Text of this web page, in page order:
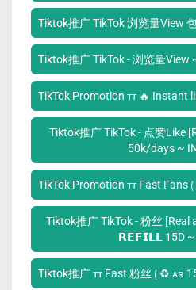
Tiktok推广 TikTok 浏览量View
Tiktok推广 TikTok - 浏览量View
TikTok Promotion ᴛᴛ 🔥 Instant
Tiktok推广 TikTok - 点赞Like
50k/days ~
TikTok Promotion ᴛᴛ Fast Fans
Tiktok推广 TikTok - 粉丝 [Real
𝗥𝗘𝗙𝗜𝗟𝗟 15D ~
Tiktok推广 ᴛᴛ Fast 粉丝 ⟮ ♻ ᴀʀ